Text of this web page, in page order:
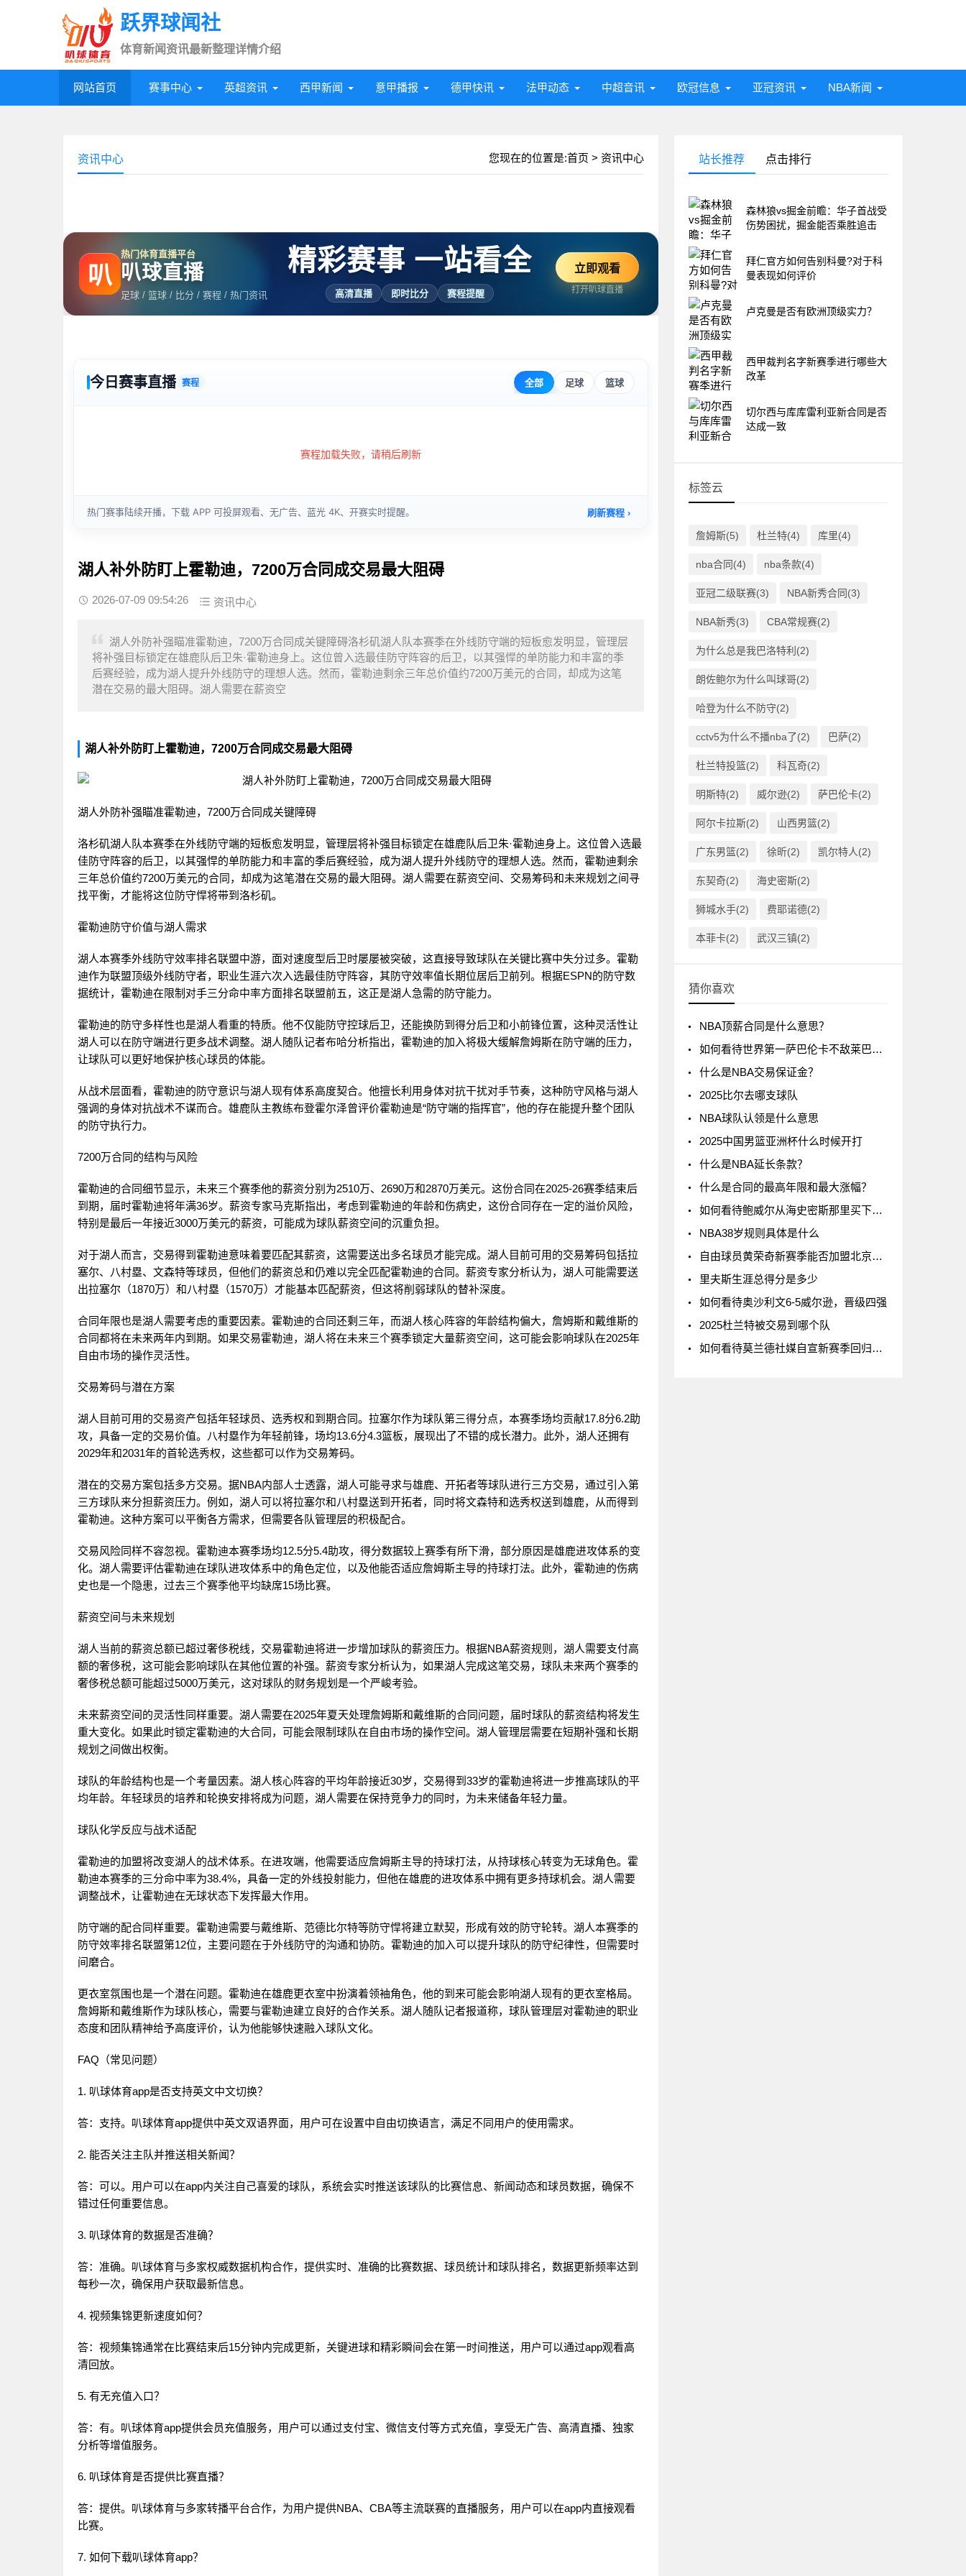
跃界球闻社
体育新闻资讯最新整理详情介绍
网站首页 赛事中心 英超资讯 西甲新闻 意甲播报 德甲快讯 法甲动态 中超音讯 欧冠信息 亚冠资讯 NBA新闻
您现在的位置是:首页 > 资讯中心
资讯中心
叭
热门体育直播平台
叭球直播
足球 / 篮球 / 比分 / 赛程 / 热门资讯
精彩赛事 一站看全
高清直播 即时比分 赛程提醒
立即观看
打开叭球直播
湖人补外防盯上霍勒迪，7200万合同成交易最大阻碍
2026-07-09 09:54:26 资讯中心
湖人外防补强瞄准霍勒迪，7200万合同成关键障碍洛杉矶湖人队本赛季在外线防守端的短板愈发明显，管理层
将补强目标锁定在雄鹿队后卫朱·霍勒迪身上。这位曾入选最佳防守阵容的后卫，以其强悍的单防能力和丰富的季
后赛经验，成为湖人提升外线防守的理想人选。然而，霍勒迪剩余三年总价值约7200万美元的合同，却成为这笔
潜在交易的最大阻碍。湖人需要在薪资空
湖人补外防盯上霍勒迪，7200万合同成交易最大阻碍
湖人外防补强瞄准霍勒迪，7200万合同成关键障碍
洛杉矶湖人队本赛季在外线防守端的短板愈发明显，管理层将补强目标锁定在雄鹿队后卫朱·霍勒迪身上。这位曾入选最
佳防守阵容的后卫，以其强悍的单防能力和丰富的季后赛经验，成为湖人提升外线防守的理想人选。然而，霍勒迪剩余
三年总价值约7200万美元的合同，却成为这笔潜在交易的最大阻碍。湖人需要在薪资空间、交易筹码和未来规划之间寻
找平衡，才能将这位防守悍将带到洛杉矶。
霍勒迪防守价值与湖人需求
湖人本赛季外线防守效率排名联盟中游，面对速度型后卫时屡屡被突破，这直接导致球队在关键比赛中失分过多。霍勒
迪作为联盟顶级外线防守者，职业生涯六次入选最佳防守阵容，其防守效率值长期位居后卫前列。根据ESPN的防守数
据统计，霍勒迪在限制对手三分命中率方面排名联盟前五，这正是湖人急需的防守能力。
霍勒迪的防守多样性也是湖人看重的特质。他不仅能防守控球后卫，还能换防到得分后卫和小前锋位置，这种灵活性让
湖人可以在防守端进行更多战术调整。湖人随队记者布哈分析指出，霍勒迪的加入将极大缓解詹姆斯在防守端的压力，
让球队可以更好地保护核心球员的体能。
从战术层面看，霍勒迪的防守意识与湖人现有体系高度契合。他擅长利用身体对抗干扰对手节奏，这种防守风格与湖人
强调的身体对抗战术不谋而合。雄鹿队主教练布登霍尔泽曾评价霍勒迪是“防守端的指挥官”，他的存在能提升整个团队
的防守执行力。
7200万合同的结构与风险
霍勒迪的合同细节显示，未来三个赛季他的薪资分别为2510万、2690万和2870万美元。这份合同在2025-26赛季结束后
到期，届时霍勒迪将年满36岁。薪资专家马克斯指出，考虑到霍勒迪的年龄和伤病史，这份合同存在一定的溢价风险，
特别是最后一年接近3000万美元的薪资，可能成为球队薪资空间的沉重负担。
对于湖人而言，交易得到霍勒迪意味着要匹配其薪资，这需要送出多名球员才能完成。湖人目前可用的交易筹码包括拉
塞尔、八村塁、文森特等球员，但他们的薪资总和仍难以完全匹配霍勒迪的合同。薪资专家分析认为，湖人可能需要送
出拉塞尔（1870万）和八村塁（1570万）才能基本匹配薪资，但这将削弱球队的替补深度。
合同年限也是湖人需要考虑的重要因素。霍勒迪的合同还剩三年，而湖人核心阵容的年龄结构偏大，詹姆斯和戴维斯的
合同都将在未来两年内到期。如果交易霍勒迪，湖人将在未来三个赛季锁定大量薪资空间，这可能会影响球队在2025年
自由市场的操作灵活性。
交易筹码与潜在方案
湖人目前可用的交易资产包括年轻球员、选秀权和到期合同。拉塞尔作为球队第三得分点，本赛季场均贡献17.8分6.2助
攻，具备一定的交易价值。八村塁作为年轻前锋，场均13.6分4.3篮板，展现出了不错的成长潜力。此外，湖人还拥有
2029年和2031年的首轮选秀权，这些都可以作为交易筹码。
潜在的交易方案包括多方交易。据NBA内部人士透露，湖人可能寻求与雄鹿、开拓者等球队进行三方交易，通过引入第
三方球队来分担薪资压力。例如，湖人可以将拉塞尔和八村塁送到开拓者，同时将文森特和选秀权送到雄鹿，从而得到
霍勒迪。这种方案可以平衡各方需求，但需要各队管理层的积极配合。
交易风险同样不容忽视。霍勒迪本赛季场均12.5分5.4助攻，得分数据较上赛季有所下滑，部分原因是雄鹿进攻体系的变
化。湖人需要评估霍勒迪在球队进攻体系中的角色定位，以及他能否适应詹姆斯主导的持球打法。此外，霍勒迪的伤病
史也是一个隐患，过去三个赛季他平均缺席15场比赛。
薪资空间与未来规划
湖人当前的薪资总额已超过奢侈税线，交易霍勒迪将进一步增加球队的薪资压力。根据NBA薪资规则，湖人需要支付高
额的奢侈税，这可能会影响球队在其他位置的补强。薪资专家分析认为，如果湖人完成这笔交易，球队未来两个赛季的
奢侈税总额可能超过5000万美元，这对球队的财务规划是一个严峻考验。
未来薪资空间的灵活性同样重要。湖人需要在2025年夏天处理詹姆斯和戴维斯的合同问题，届时球队的薪资结构将发生
重大变化。如果此时锁定霍勒迪的大合同，可能会限制球队在自由市场的操作空间。湖人管理层需要在短期补强和长期
规划之间做出权衡。
球队的年龄结构也是一个考量因素。湖人核心阵容的平均年龄接近30岁，交易得到33岁的霍勒迪将进一步推高球队的平
均年龄。年轻球员的培养和轮换安排将成为问题，湖人需要在保持竞争力的同时，为未来储备年轻力量。
球队化学反应与战术适配
霍勒迪的加盟将改变湖人的战术体系。在进攻端，他需要适应詹姆斯主导的持球打法，从持球核心转变为无球角色。霍
勒迪本赛季的三分命中率为38.4%，具备一定的外线投射能力，但他在雄鹿的进攻体系中拥有更多持球机会。湖人需要
调整战术，让霍勒迪在无球状态下发挥最大作用。
防守端的配合同样重要。霍勒迪需要与戴维斯、范德比尔特等防守悍将建立默契，形成有效的防守轮转。湖人本赛季的
防守效率排名联盟第12位，主要问题在于外线防守的沟通和协防。霍勒迪的加入可以提升球队的防守纪律性，但需要时
间磨合。
更衣室氛围也是一个潜在问题。霍勒迪在雄鹿更衣室中扮演着领袖角色，他的到来可能会影响湖人现有的更衣室格局。
詹姆斯和戴维斯作为球队核心，需要与霍勒迪建立良好的合作关系。湖人随队记者报道称，球队管理层对霍勒迪的职业
态度和团队精神给予高度评价，认为他能够快速融入球队文化。
FAQ（常见问题）
1. 叭球体育app是否支持英文中文切换？
答：支持。叭球体育app提供中英文双语界面，用户可在设置中自由切换语言，满足不同用户的使用需求。
2. 能否关注主队并推送相关新闻？
答：可以。用户可以在app内关注自己喜爱的球队，系统会实时推送该球队的比赛信息、新闻动态和球员数据，确保不
错过任何重要信息。
3. 叭球体育的数据是否准确？
答：准确。叭球体育与多家权威数据机构合作，提供实时、准确的比赛数据、球员统计和球队排名，数据更新频率达到
每秒一次，确保用户获取最新信息。
4. 视频集锦更新速度如何？
答：视频集锦通常在比赛结束后15分钟内完成更新，关键进球和精彩瞬间会在第一时间推送，用户可以通过app观看高
清回放。
5. 有无充值入口？
答：有。叭球体育app提供会员充值服务，用户可以通过支付宝、微信支付等方式充值，享受无广告、高清直播、独家
分析等增值服务。
6. 叭球体育是否提供比赛直播？
答：提供。叭球体育与多家转播平台合作，为用户提供NBA、CBA等主流联赛的直播服务，用户可以在app内直接观看
比赛。
7. 如何下载叭球体育app？
站长推荐 点击排行
森林狼vs掘金前瞻：华子首战受
伤势困扰，掘金能否乘胜追击
拜仁官方如何告别科曼?对于科
曼表现如何评价
卢克曼是否有欧洲顶级实力？
西甲裁判名字新赛季进行哪些大
改革
切尔西与库库雷利亚新合同是否
达成一致
标签云
詹姆斯(5) 杜兰特(4) 库里(4)
nba合同(4) nba条款(4)
亚冠二级联赛(3) NBA新秀合同(3)
NBA新秀(3) CBA常规赛(2)
为什么总是我巴洛特利(2)
朗佐鲍尔为什么叫球哥(2)
哈登为什么不防守(2)
cctv5为什么不播nba了(2) 巴萨(2)
杜兰特投篮(2) 科瓦奇(2)
明斯特(2) 威尔逊(2) 萨巴伦卡(2)
阿尔卡拉斯(2) 山西男篮(2)
广东男篮(2) 徐昕(2) 凯尔特人(2)
东契奇(2) 海史密斯(2)
狮城水手(2) 费耶诺德(2)
本菲卡(2) 武汉三镇(2)
猜你喜欢
NBA顶薪合同是什么意思？
如何看待世界第一萨巴伦卡不敌莱巴金娜?
什么是NBA交易保证金？
2025比尔去哪支球队
NBA球队认领是什么意思
2025中国男篮亚洲杯什么时候开打
什么是NBA延长条款？
什么是合同的最高年限和最大涨幅？
如何看待鲍威尔从海史密斯那里买下了24号球衣
NBA38岁规则具体是什么
自由球员黄荣奇新赛季能否加盟北京男篮?
里夫斯生涯总得分是多少
如何看待奥沙利文6-5威尔逊，晋级四强
2025杜兰特被交易到哪个队
如何看待莫兰德社媒自宣新赛季回归辽宁男篮